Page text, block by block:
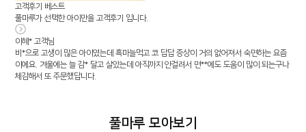
고객후기 베스트
풀마루가 선택한 아이만을 고객후기 입니다.
이혜* 고객님
비*으로 고생이 많은 아이였는데 흑마늘먹고 코 답답 증상이 거의 없어져서 숙면하는 요즘
이에요. 겨울에는 늘 감* 달고 살았는데 아직까지 안걸려서 면**에도 도움이 많이 되는구나
체감해서 또 주문했답니다.
풀마루 모아보기